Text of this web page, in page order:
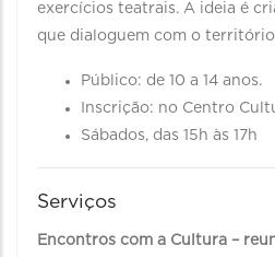
exercícios teatrais. A ideia é
que dialoguem com o território
Público: de 10 a 14 anos.
Inscrição: no Centro
Sábados, das 15h às 17h
Serviços
Encontros com a Cultura –